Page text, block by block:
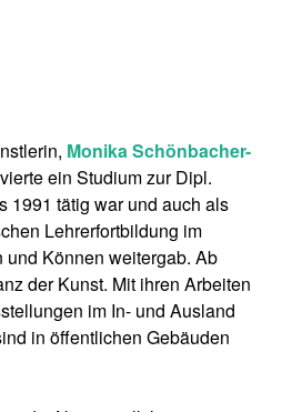
Monika Schönbacher-
ein Studium zur Dipl.
1991 tätig war und auch als
Lehrerfortbildung im
Können weitergab. Ab
der Kunst. Mit ihren Arbeiten
im In- und Ausland
in öffentlichen Gebäuden